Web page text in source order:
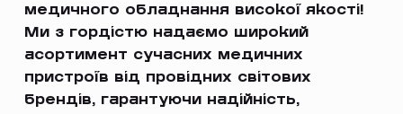
медичного обладнання високої якості!
Ми з гордістю надаємо широкий
асортимент сучасних медичних
пристроїв від провідних світових
брендів, гарантуючи надійність,